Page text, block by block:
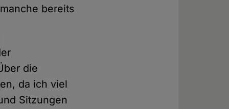
bereits
die
da ich viel
Sitzungen